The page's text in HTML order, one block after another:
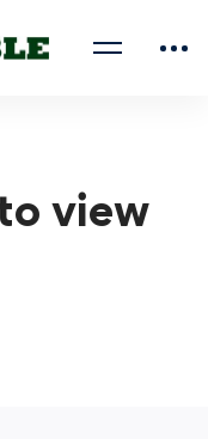
view